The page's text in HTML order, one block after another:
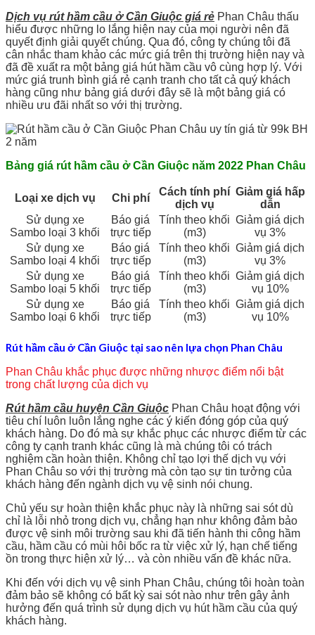
Dịch vụ rút hầm cầu ở Cần Giuộc giá rẻ Phan Châu thấu
hiểu được những lo lắng hiện nay của mọi người nên đã
quyết định giải quyết chúng. Qua đó, công ty chúng tôi đã
cân nhắc tham khảo các mức giá trên thị trường hiện nay và
đã đề xuất ra một bảng giá hút hầm cầu vô cùng hợp lý. Với
mức giá trunh bình giá rẻ cạnh tranh cho tất cả quý khách
hàng cũng như bảng giá dưới đây sẽ là một bảng giá có
nhiều ưu đãi nhất so với thị trường.
Bảng giá rút hầm cầu ở Cần Giuộc năm 2022 Phan Châu
Loại xe dịch vụ Chi phí
Cách tính phí
dịch vụ
Giảm giá hấp
dẫn
Sử dụng xe
Sambo loại 3 khối
Báo giá
trực tiếp
Tính theo khối
(m3)
Giảm giá dịch
vụ 3%
Sử dụng xe
Sambo loại 4 khối
Báo giá
trực tiếp
Tính theo khối
(m3)
Giảm giá dịch
vụ 3%
Sử dụng xe
Sambo loại 5 khối
Báo giá
trực tiếp
Tính theo khối
(m3)
Giảm giá dịch
vụ 10%
Sử dụng xe
Sambo loại 6 khối
Báo giá
trực tiếp
Tính theo khối
(m3)
Giảm giá dịch
vụ 10%
Rút hầm cầu ở Cần Giuộc tại sao nên lựa chọn Phan Châu
Phan Châu khắc phục được những nhược điểm nổi bật
trong chất lượng của dịch vụ
Rút hầm cầu huyện Cần Giuộc Phan Châu hoạt động với
tiêu chí luôn luôn lắng nghe các ý kiến đóng góp của quý
khách hàng. Do đó mà sự khắc phục các nhược điểm từ các
công ty cạnh tranh khác cũng là mà chúng tôi có trách
nghiệm cần hoàn thiện. Không chỉ tạo lợi thế dịch vụ với
Phan Châu so với thị trường mà còn tạo sự tin tưởng của
khách hàng đến ngành dịch vụ vệ sinh nói chung.
Chủ yếu sự hoàn thiện khắc phục này là những sai sót dù
chỉ là lỗi nhỏ trong dịch vụ, chẳng hạn như không đảm bảo
được vệ sinh môi trường sau khi đã tiến hành thi công hầm
cầu, hầm cầu có mùi hôi bốc ra từ việc xử lý, hạn chế tiếng
ồn trong thực hiện xử lý… và còn nhiều vấn đề khác nữa.
Khi đến với dịch vụ vệ sinh Phan Châu, chúng tôi hoàn toàn
đảm bảo sẽ không có bất kỳ sai sót nào như trên gây ảnh
hưởng đến quá trình sử dụng dịch vụ hút hầm cầu của quý
khách hàng.